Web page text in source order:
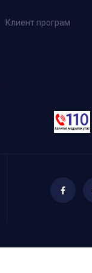
Клиент програм